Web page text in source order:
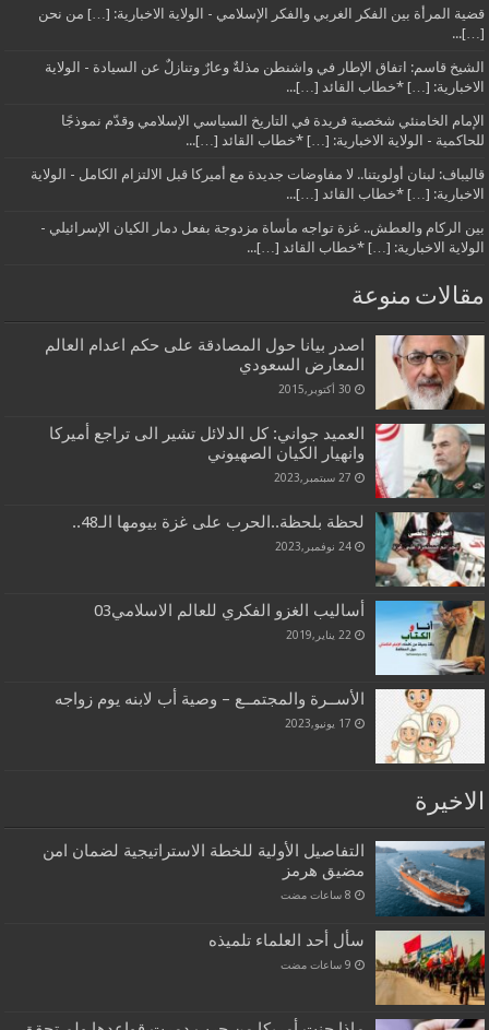
قضية المرأة بين الفكر الغربي والفكر الإسلامي - الولاية الاخبارية: […] من نحن
[…]...
الشيخ قاسم: اتفاق الإطار في واشنطن مذلةٌ وعارٌ وتنازلٌ عن السيادة - الولاية
الاخبارية: […] *خطاب القائد […]...
الإمام الخامنئي شخصية فريدة في التاريخ السياسي الإسلامي وقدّم نموذجًا
للحاكمية - الولاية الاخبارية: […] *خطاب القائد […]...
قاليباف: لبنان أولويتنا.. لا مفاوضات جديدة مع أميركا قبل الالتزام الكامل - الولاية
الاخبارية: […] *خطاب القائد […]...
بين الركام والعطش.. غزة تواجه مأساة مزدوجة بفعل دمار الكيان الإسرائيلي -
الولاية الاخبارية: […] *خطاب القائد […]...
مقالات منوعة
اصدر بيانا حول المصادقة على حكم اعدام العالم
المعارض السعودي
30 أكتوبر,2015
العميد جواني: كل الدلائل تشير الى تراجع أميركا
وانهيار الكيان الصهيوني
27 سبتمبر,2023
لحظة بلحظة..الحرب على غزة بيومها الـ48..
24 نوفمبر,2023
أساليب الغزو الفكري للعالم الاسلامي03
22 يناير,2019
الأســرة والمجتمــع – وصية أب لابنه يوم زواجه
17 يونيو,2023
الاخيرة
التفاصيل الأولية للخطة الاستراتيجية لضمان امن
مضيق هرمز
سأل أحد العلماء تلميذه